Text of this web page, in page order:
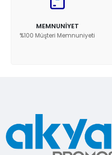
MEMNUNİYET
%100 Müşteri Memnuniyeti